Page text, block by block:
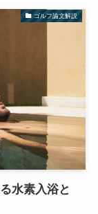
ゴルフ論文解説
水素入浴と